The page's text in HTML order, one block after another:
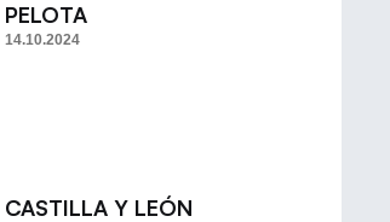
PELOTA
14.10.2024
CASTILLA Y LEÓN